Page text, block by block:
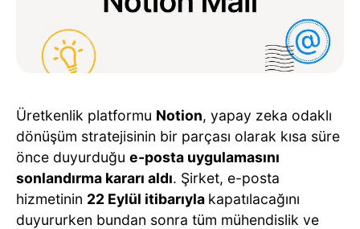
Üretkenlik platformu Notion, yapay zeka odaklı
dönüşüm stratejisinin bir parçası olarak kısa süre
önce duyurduğu e-posta uygulamasını
sonlandırma kararı aldı. Şirket, e-posta
hizmetinin 22 Eylül itibarıyla kapatılacağını
duyururken bundan sonra tüm mühendislik ve